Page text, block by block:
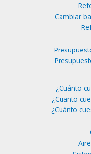
Cambiar
¿Cuánto
¿Cuanto
¿Cuánto